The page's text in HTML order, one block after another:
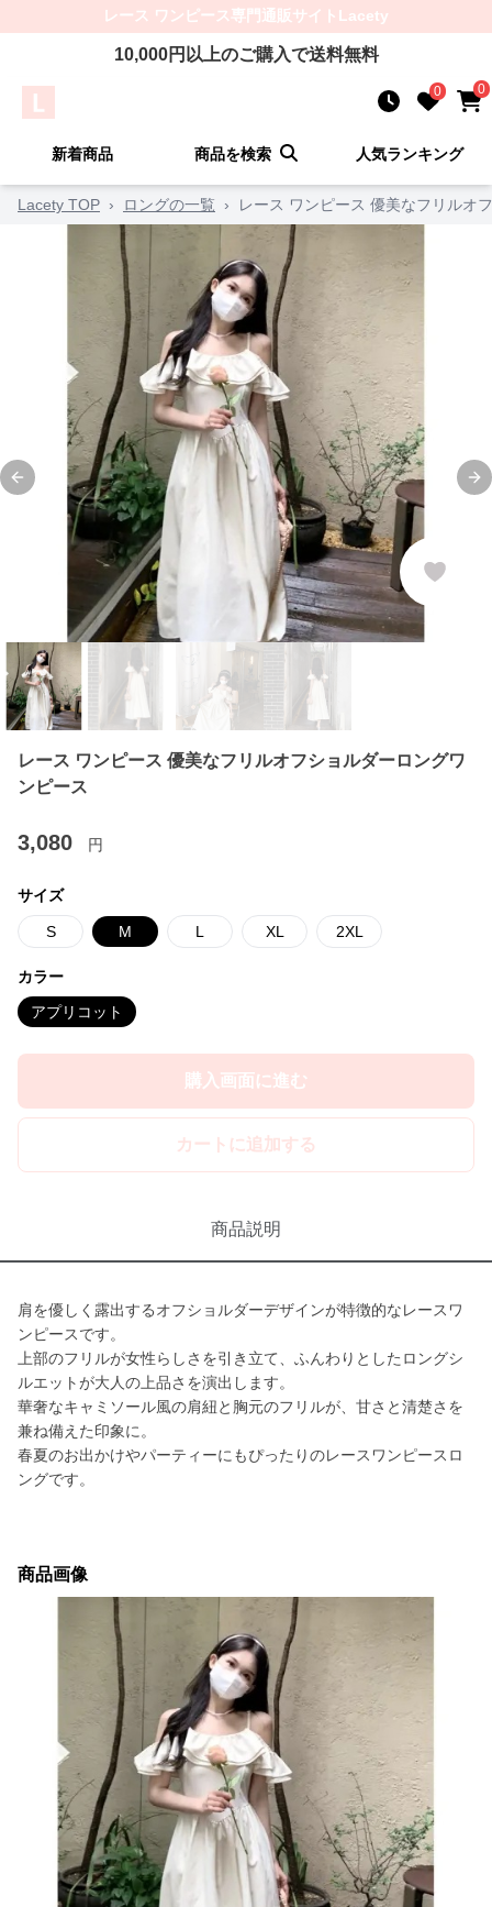
レース ワンピース専門通販サイト Lacety
10,000円以上のご購入で送料無料
0 0
新着商品 商品を検索 人気ランキング
Lacety TOP › ロングの一覧 › レース ワンピース 優美なフリルオ
Previous slide
レース ワンピース 優美なフリルオフショルダーロングワ
ンピース
3,080 円
サイズ
S M L XL 2XL
カラー
アプリコット
購入画面に進む
カートに追加する
商品説明
肩を優しく露出するオフショルダーデザインが特徴的なレースワ
ンピースです。
上部のフリルが女性らしさを引き立て、ふんわりとしたロングシ
ルエットが大人の上品さを演出します。
華奢なキャミソール風の肩紐と胸元のフリルが、甘さと清楚さを
兼ね備えた印象に。
春夏のお出かけやパーティーにもぴったりのレースワンピースロ
ングです。
商品画像